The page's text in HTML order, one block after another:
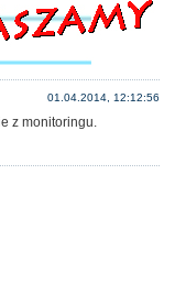
01.04.2014, 12:12:56
z monitoringu.